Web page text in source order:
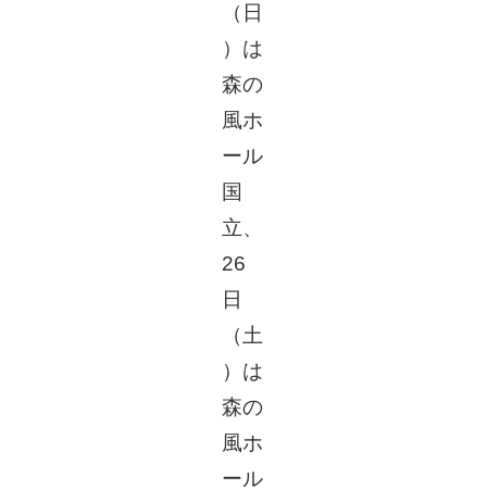
（日
）は
森の
風ホ
ール
国
立、
26
日
（土
）は
森の
風ホ
ール